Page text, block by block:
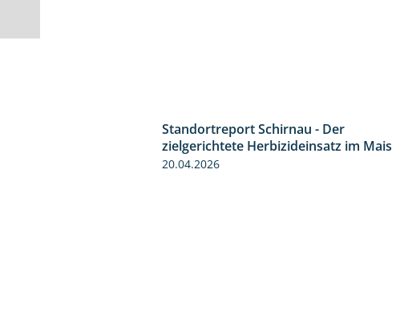
9:27
Standortreport Schirnau - Der
zielgerichtete Herbizideinsatz im Mais